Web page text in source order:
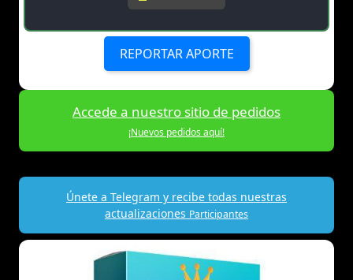
REPORTAR APORTE
Accede a nuestro sitio de pedidos
¡Nuevos pedidos aquí!
Únete a Telegram y recibe todas nuestras
actualizaciones Participantes